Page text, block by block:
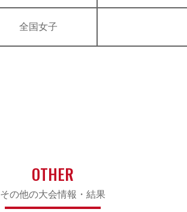
全国女子
OTHER
その他の大会情報・結果